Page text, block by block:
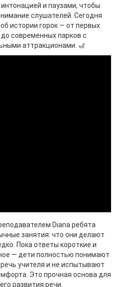
и паузами, чтобы
слушателей. Сегодня
истории горок — от первых
современных парков с
аттракционами. 🎢
Diana ребята
занятия: что они делают
Пока ответы короткие и
— дети полностью понимают
учителя и не испытывают
Это прочная основа для
развития речи.